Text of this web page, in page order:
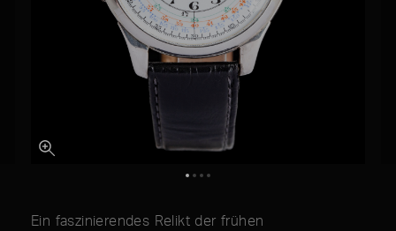
Ein faszinierendes Relikt der frühen